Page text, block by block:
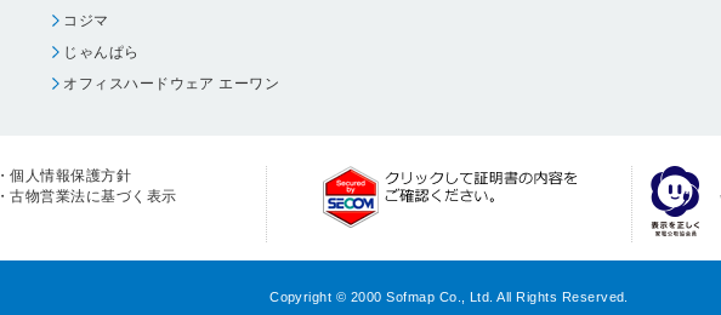
コジマ
じゃんぱら
オフィスハードウェア エーワン
・個人情報保護方針
・古物営業法に基づく表示
Copyright © 2000 Sofmap Co., Ltd. All Rights Reserved.